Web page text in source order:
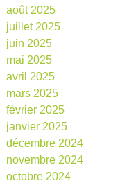
août 2025
juillet 2025
juin 2025
mai 2025
avril 2025
mars 2025
février 2025
janvier 2025
décembre 2024
novembre 2024
octobre 2024